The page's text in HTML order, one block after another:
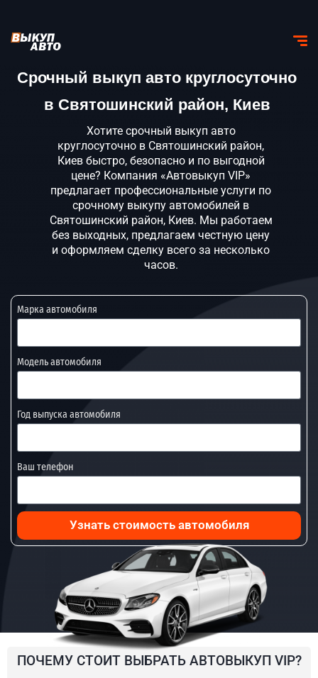
Срочный выкуп авто круглосуточно
в Святошинский район, Киев
Хотите срочный выкуп авто
круглосуточно в Святошинский район,
Киев быстро, безопасно и по выгодной
цене? Компания «Автовыкуп VIP»
предлагает профессиональные услуги по
срочному выкупу автомобилей в
Святошинский район, Киев. Мы работаем
без выходных, предлагаем честную цену
и оформляем сделку всего за несколько
часов.
Марка автомобиля
Модель автомобиля
Год выпуска автомобиля
Ваш телефон
Узнать стоимость автомобиля
ПОЧЕМУ СТОИТ ВЫБРАТЬ АВТОВЫКУП VIP?